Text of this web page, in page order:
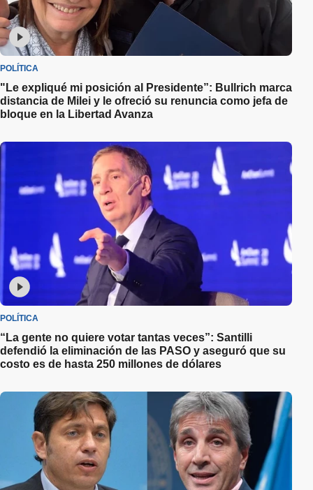
POLÍTICA
"Le expliqué mi posición al Presidente”: Bullrich marca
distancia de Milei y le ofreció su renuncia como jefa de
bloque en la Libertad Avanza
POLÍTICA
“La gente no quiere votar tantas veces”: Santilli
defendió la eliminación de las PASO y aseguró que su
costo es de hasta 250 millones de dólares